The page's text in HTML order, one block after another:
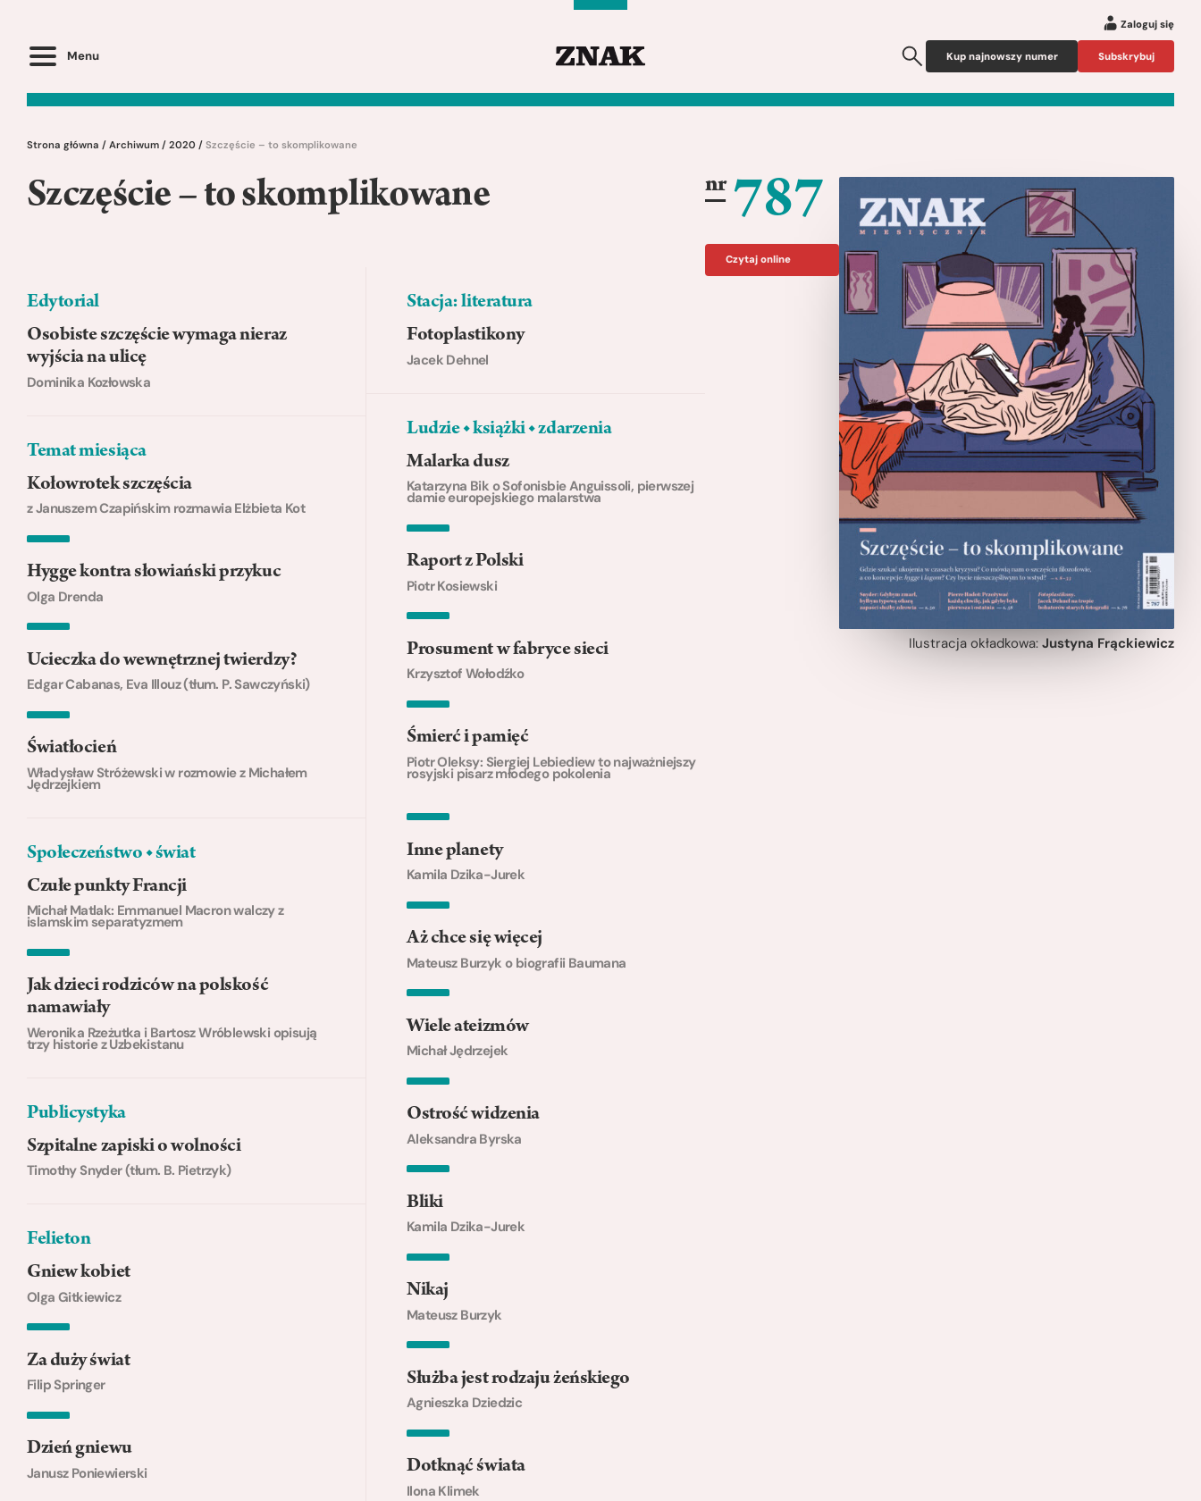
Menu
Zaloguj się
Kup najnowszy numer Subskrybuj
Strona główna / Archiwum / 2020 / Szczęście – to skomplikowane
Szczęście – to skomplikowane
Edytorial
Osobiste szczęście wymaga nieraz
wyjścia na ulicę
Dominika Kozłowska
Temat miesiąca
Kołowrotek szczęścia
z Januszem Czapińskim rozmawia Elżbieta Kot
Hygge kontra słowiański przykuc
Olga Drenda
Ucieczka do wewnętrznej twierdzy?
Edgar Cabanas, Eva Illouz (tłum. P. Sawczyński)
Światłocień
Władysław Stróżewski w rozmowie z Michałem
Jędrzejkiem
Społeczeństwo ◆ świat
Czułe punkty Francji
Michał Matlak: Emmanuel Macron walczy z
islamskim separatyzmem
Jak dzieci rodziców na polskość
namawiały
Weronika Rzeżutka i Bartosz Wróblewski opisują
trzy historie z Uzbekistanu
Publicystyka
Szpitalne zapiski o wolności
Timothy Snyder (tłum. B. Pietrzyk)
Felieton
Gniew kobiet
Olga Gitkiewicz
Za duży świat
Filip Springer
Dzień gniewu
Janusz Poniewierski
Stacja: literatura
Fotoplastikony
Jacek Dehnel
Ludzie ◆ książki ◆ zdarzenia
Malarka dusz
Katarzyna Bik o Sofonisbie Anguissoli, pierwszej
damie europejskiego malarstwa
Raport z Polski
Piotr Kosiewski
Prosument w fabryce sieci
Krzysztof Wołodźko
Śmierć i pamięć
Piotr Oleksy: Siergiej Lebiediew to najważniejszy
rosyjski pisarz młodego pokolenia
Inne planety
Kamila Dzika-Jurek
Aż chce się więcej
Mateusz Burzyk o biografii Baumana
Wiele ateizmów
Michał Jędrzejek
Ostrość widzenia
Aleksandra Byrska
Bliki
Kamila Dzika-Jurek
Nikaj
Mateusz Burzyk
Służba jest rodzaju żeńskiego
Agnieszka Dziedzic
Dotknąć świata
Ilona Klimek
nr 787
Czytaj online
Ilustracja okładkowa: Justyna Frąckiewicz